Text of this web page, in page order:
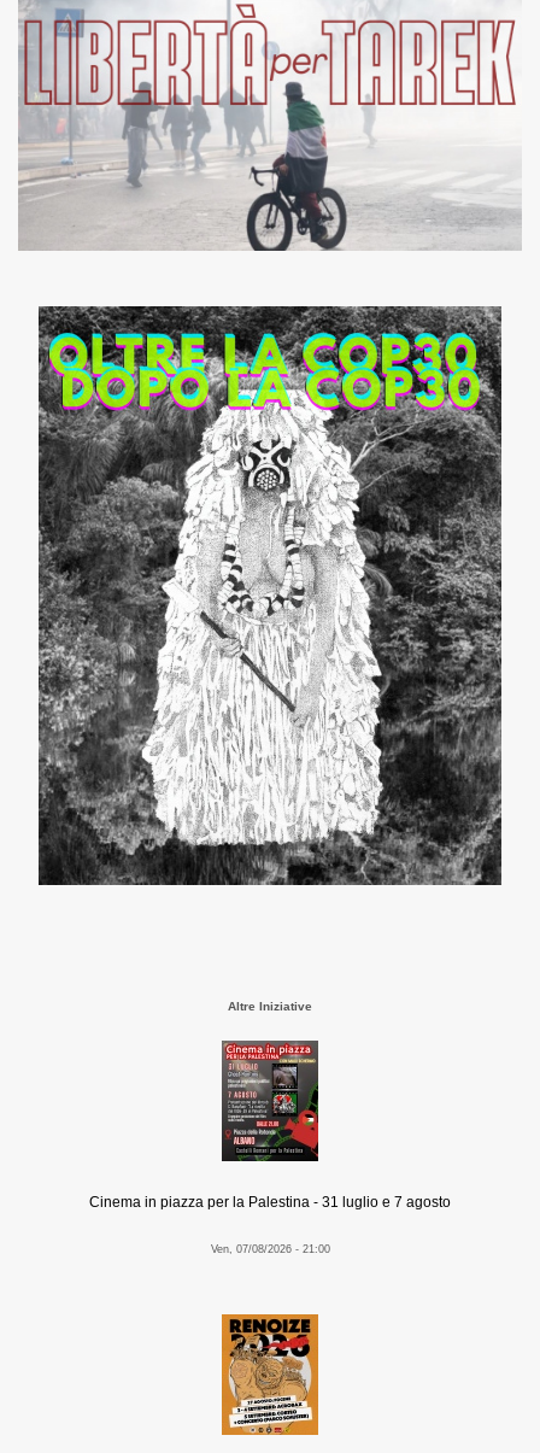
Altre Iniziative
Cinema in piazza per la Palestina - 31 luglio e 7 agosto
Ven, 07/08/2026 - 21:00